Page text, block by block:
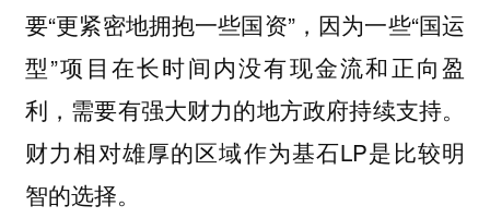
要“更紧密地拥抱一些国资”，因为一些“国运
型”项目在长时间内没有现金流和正向盈
利，需要有强大财力的地方政府持续支持。
财力相对雄厚的区域作为基石LP是比较明
智的选择。